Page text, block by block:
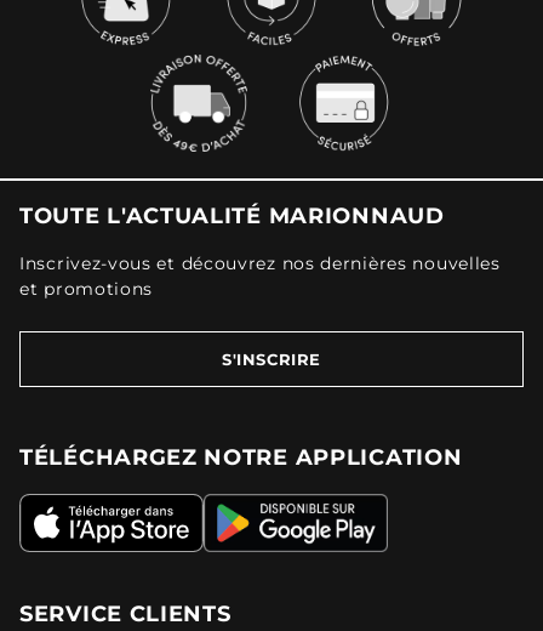
TOUTE L'ACTUALITÉ MARIONNAUD
Inscrivez-vous et découvrez nos dernières nouvelles
et promotions
S'INSCRIRE
TÉLÉCHARGEZ NOTRE APPLICATION
SERVICE CLIENTS